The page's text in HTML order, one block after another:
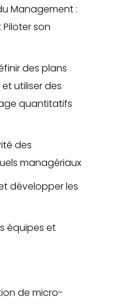
Management :
son
des plans
utiliser des
quantitatifs
des
managériaux
développer les
équipes et
de micro-